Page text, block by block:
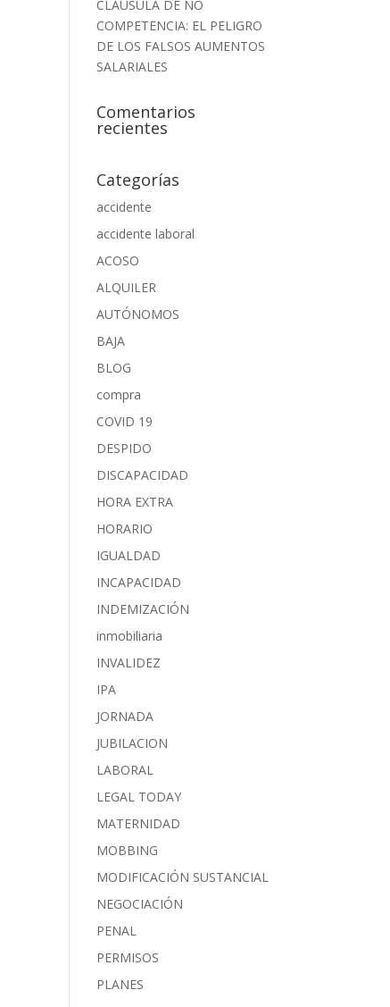
CLAÚSULA DE NO
COMPETENCIA: EL PELIGRO
DE LOS FALSOS AUMENTOS
SALARIALES
Comentarios
recientes
Categorías
accidente
accidente laboral
ACOSO
ALQUILER
AUTÓNOMOS
BAJA
BLOG
compra
COVID 19
DESPIDO
DISCAPACIDAD
HORA EXTRA
HORARIO
IGUALDAD
INCAPACIDAD
INDEMIZACIÓN
inmobiliaria
INVALIDEZ
IPA
JORNADA
JUBILACION
LABORAL
LEGAL TODAY
MATERNIDAD
MOBBING
MODIFICACIÓN SUSTANCIAL
NEGOCIACIÓN
PENAL
PERMISOS
PLANES